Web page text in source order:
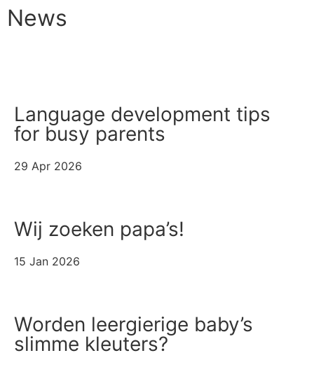
News
Language development tips
for busy parents
29 Apr 2026
Wij zoeken papa’s!
15 Jan 2026
Worden leergierige baby’s
slimme kleuters?